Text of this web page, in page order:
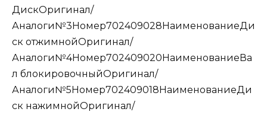
ДискОригинал/
Аналоги№3Номер702409028НаименованиеДи
ск отжимнойОригинал/
Аналоги№4Номер702409020НаименованиеВа
л блокировочныйОригинал/
Аналоги№5Номер702409018НаименованиеДи
ск нажимнойОригинал/